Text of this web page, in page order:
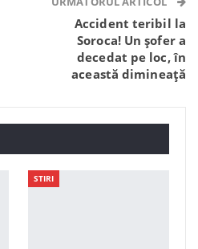
Accident teribil la
Soroca! Un șofer a
decedat pe loc, în
această dimineață
STIRI